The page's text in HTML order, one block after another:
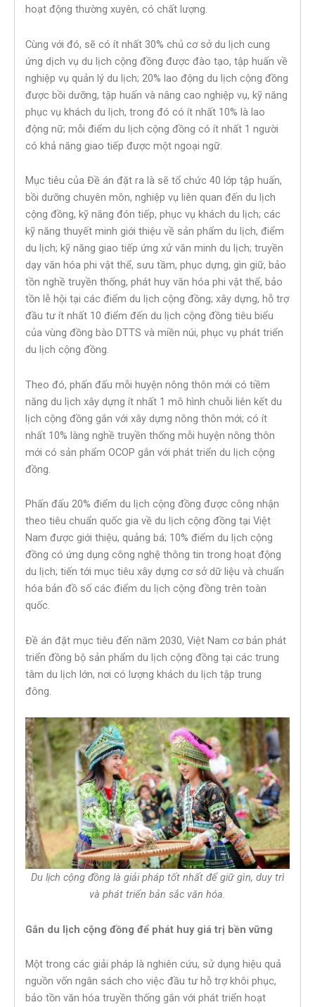
hoạt động thường xuyên, có chất lượng.
Cùng với đó, sẽ có ít nhất 30% chủ cơ sở du lịch cung
ứng dịch vụ du lịch cộng đồng được đào tạo, tập huấn về
nghiệp vụ quản lý du lịch; 20% lao động du lịch cộng đồng
được bồi dưỡng, tập huấn và nâng cao nghiệp vụ, kỹ năng
phục vụ khách du lịch, trong đó có ít nhất 10% là lao
động nữ; mỗi điểm du lịch cộng đồng có ít nhất 1 người
có khả năng giao tiếp được một ngoại ngữ.
Mục tiêu của Đề án đặt ra là sẽ tổ chức 40 lớp tập huấn,
bồi dưỡng chuyên môn, nghiệp vụ liên quan đến du lịch
cộng đồng, kỹ năng đón tiếp, phục vụ khách du lịch; các
kỹ năng thuyết minh giới thiệu về sản phẩm du lịch, điểm
du lịch; kỹ năng giao tiếp ứng xử văn minh du lịch; truyền
dạy văn hóa phi vật thể, sưu tầm, phục dựng, gìn giữ, bảo
tồn nghề truyền thống, phát huy văn hóa phi vật thể, bảo
tồn lễ hội tại các điểm du lịch cộng đồng; xây dựng, hỗ trợ
đầu tư ít nhất 10 điểm đến du lịch cộng đồng tiêu biểu
của vùng đồng bào DTTS và miền núi, phục vụ phát triển
du lịch cộng đồng.
Theo đó, phấn đấu mỗi huyện nông thôn mới có tiềm
năng du lịch xây dựng ít nhất 1 mô hình chuỗi liên kết du
lịch cộng đồng gắn với xây dựng nông thôn mới; có ít
nhất 10% làng nghề truyền thống mỗi huyện nông thôn
mới có sản phẩm OCOP gắn với phát triển du lịch cộng
đồng.
Phấn đấu 20% điểm du lịch cộng đồng được công nhận
theo tiêu chuẩn quốc gia về du lịch cộng đồng tại Việt
Nam được giới thiệu, quảng bá; 10% điểm du lịch cộng
đồng có ứng dụng công nghệ thông tin trong hoạt động
du lịch; tiến tới mục tiêu xây dựng cơ sở dữ liệu và chuẩn
hóa bản đồ số các điểm du lịch cộng đồng trên toàn
quốc.
Đề án đặt mục tiêu đến năm 2030, Việt Nam cơ bản phát
triển đồng bộ sản phẩm du lịch cộng đồng tại các trung
tâm du lịch lớn, nơi có lượng khách du lịch tập trung
đông.
Du lịch cộng đồng là giải pháp tốt nhất để giữ gìn, duy trì
và phát triển bản sắc văn hóa.
Gắn du lịch cộng đồng để phát huy giá trị bền vững
Một trong các giải pháp là nghiên cứu, sử dụng hiệu quả
nguồn vốn ngân sách cho việc đầu tư hỗ trợ khôi phục,
bảo tồn văn hóa truyền thống gắn với phát triển hoạt